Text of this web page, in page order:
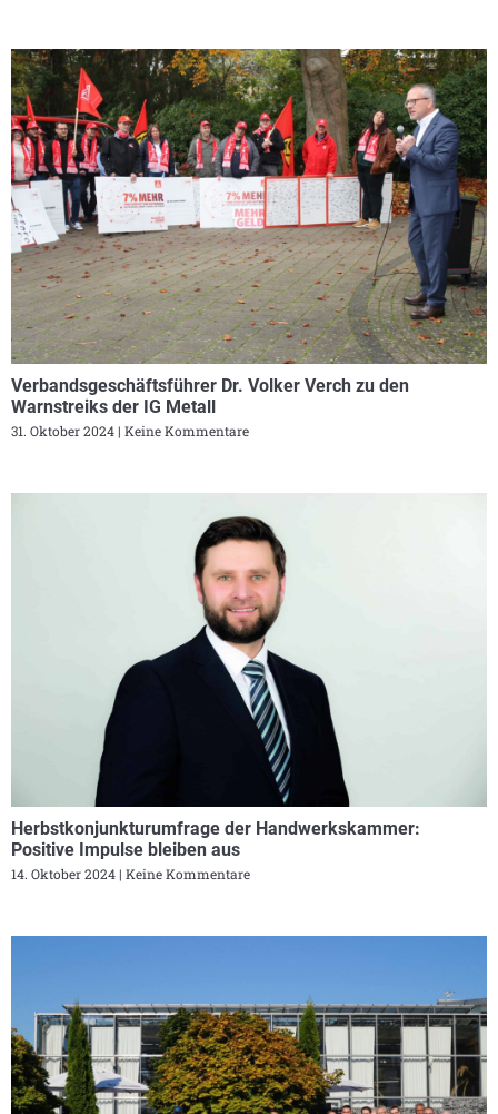
Verbandsgeschäftsführer Dr. Volker Verch zu den
Warnstreiks der IG Metall
31. Oktober 2024 Keine Kommentare
Herbstkonjunkturumfrage der Handwerkskammer:
Positive Impulse bleiben aus
14. Oktober 2024 Keine Kommentare